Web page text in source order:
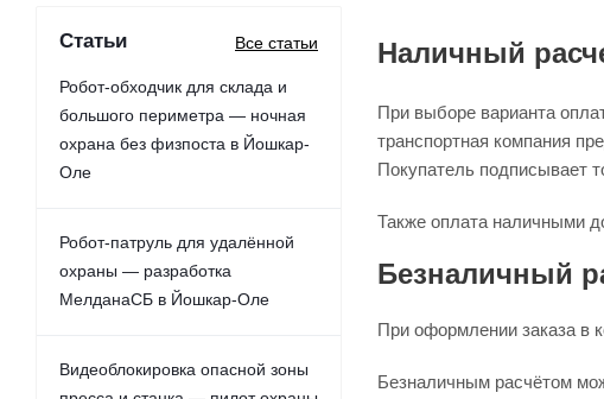
Наличный
При выборе варианта
транспортная компания
Покупатель подписывает
Также оплата наличными
Безналичный
При оформлении заказа в
Безналичным расчётом
Статьи Все статьи
Робот-обходчик для склада и
большого периметра — ночная
охрана без физпоста в Йошкар-
Оле
Робот-патруль для удалённой
охраны — разработка
МелданаСБ в Йошкар-Оле
Видеоблокировка опасной зоны